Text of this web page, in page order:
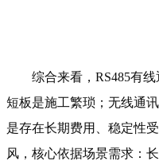
综合来看，RS485有
短板是施工繁琐；无线通
是存在长期费用、稳定性
风，核心依据场景需求：